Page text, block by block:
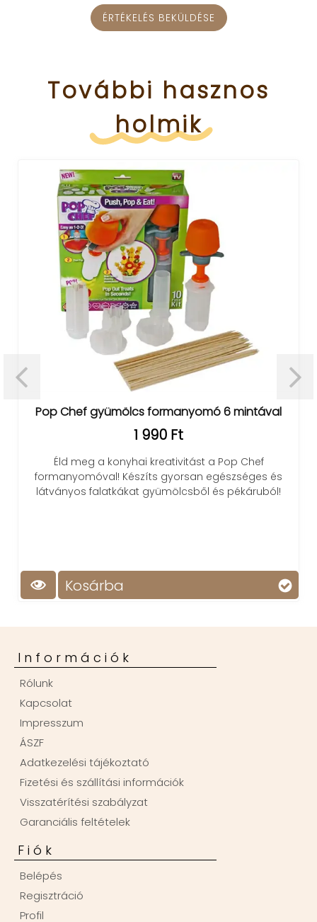
ÉRTÉKELÉS BEKÜLDÉSE
További hasznos
holmik
Chef gyümölcs formanyomó 6 mintával
1 990 Ft
Éld meg a konyhai kreativitást a Pop Chef
Készíts gyorsan egészséges és
falatkákat gyümölcsből és pékáruból!
Kosárba
Információk
Rólunk
Kapcsolat
Impresszum
ÁSZF
Adatkezelési tájékoztató
Fizetési és szállítási információk
Visszatérítési szabályzat
Garanciális feltételek
Fiók
Belépés
Regisztráció
Profil